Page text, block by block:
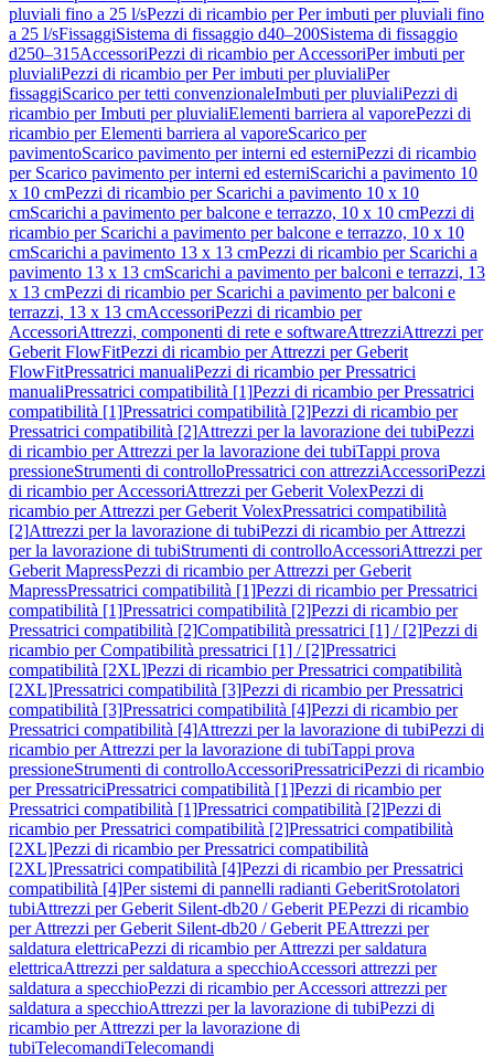
pluviali fino a 25 l/sPezzi di ricambio per Per imbuti per pluviali fino
a 25 l/sFissaggiSistema di fissaggio d40–200Sistema di fissaggio
d250–315AccessoriPezzi di ricambio per AccessoriPer imbuti per
pluvialiPezzi di ricambio per Per imbuti per pluvialiPer
fissaggiScarico per tetti convenzionaleImbuti per pluvialiPezzi di
ricambio per Imbuti per pluvialiElementi barriera al vaporePezzi di
ricambio per Elementi barriera al vaporeScarico per
pavimentoScarico pavimento per interni ed esterniPezzi di ricambio
per Scarico pavimento per interni ed esterniScarichi a pavimento 10
x 10 cmPezzi di ricambio per Scarichi a pavimento 10 x 10
cmScarichi a pavimento per balcone e terrazzo, 10 x 10 cmPezzi di
ricambio per Scarichi a pavimento per balcone e terrazzo, 10 x 10
cmScarichi a pavimento 13 x 13 cmPezzi di ricambio per Scarichi a
pavimento 13 x 13 cmScarichi a pavimento per balconi e terrazzi, 13
x 13 cmPezzi di ricambio per Scarichi a pavimento per balconi e
terrazzi, 13 x 13 cmAccessoriPezzi di ricambio per
AccessoriAttrezzi, componenti di rete e softwareAttrezziAttrezzi per
Geberit FlowFitPezzi di ricambio per Attrezzi per Geberit
FlowFitPressatrici manualiPezzi di ricambio per Pressatrici
manualiPressatrici compatibilità [1]Pezzi di ricambio per Pressatrici
compatibilità [1]Pressatrici compatibilità [2]Pezzi di ricambio per
Pressatrici compatibilità [2]Attrezzi per la lavorazione dei tubiPezzi
di ricambio per Attrezzi per la lavorazione dei tubiTappi prova
pressioneStrumenti di controlloPressatrici con attrezziAccessoriPezzi
di ricambio per AccessoriAttrezzi per Geberit VolexPezzi di
ricambio per Attrezzi per Geberit VolexPressatrici compatibilità
[2]Attrezzi per la lavorazione di tubiPezzi di ricambio per Attrezzi
per la lavorazione di tubiStrumenti di controlloAccessoriAttrezzi per
Geberit MapressPezzi di ricambio per Attrezzi per Geberit
MapressPressatrici compatibilità [1]Pezzi di ricambio per Pressatrici
compatibilità [1]Pressatrici compatibilità [2]Pezzi di ricambio per
Pressatrici compatibilità [2]Compatibilità pressatrici [1] / [2]Pezzi di
ricambio per Compatibilità pressatrici [1] / [2]Pressatrici
compatibilità [2XL]Pezzi di ricambio per Pressatrici compatibilità
[2XL]Pressatrici compatibilità [3]Pezzi di ricambio per Pressatrici
compatibilità [3]Pressatrici compatibilità [4]Pezzi di ricambio per
Pressatrici compatibilità [4]Attrezzi per la lavorazione di tubiPezzi di
ricambio per Attrezzi per la lavorazione di tubiTappi prova
pressioneStrumenti di controlloAccessoriPressatriciPezzi di ricambio
per PressatriciPressatrici compatibilità [1]Pezzi di ricambio per
Pressatrici compatibilità [1]Pressatrici compatibilità [2]Pezzi di
ricambio per Pressatrici compatibilità [2]Pressatrici compatibilità
[2XL]Pezzi di ricambio per Pressatrici compatibilità
[2XL]Pressatrici compatibilità [4]Pezzi di ricambio per Pressatrici
compatibilità [4]Per sistemi di pannelli radianti GeberitSrotolatori
tubiAttrezzi per Geberit Silent-db20 / Geberit PEPezzi di ricambio
per Attrezzi per Geberit Silent-db20 / Geberit PEAttrezzi per
saldatura elettricaPezzi di ricambio per Attrezzi per saldatura
elettricaAttrezzi per saldatura a specchioAccessori attrezzi per
saldatura a specchioPezzi di ricambio per Accessori attrezzi per
saldatura a specchioAttrezzi per la lavorazione di tubiPezzi di
ricambio per Attrezzi per la lavorazione di
tubiTelecomandiTelecomandi